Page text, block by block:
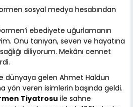
sosyal medya hesabından
ebediyete uğurlamanın
Onu tanıyan, seven ve hayatına
diliyorum. Mekânı cennet
dünyaya gelen Ahmet Haldun
yön veren isimlerin başında geldi.
Tiyatrosu ile sahne